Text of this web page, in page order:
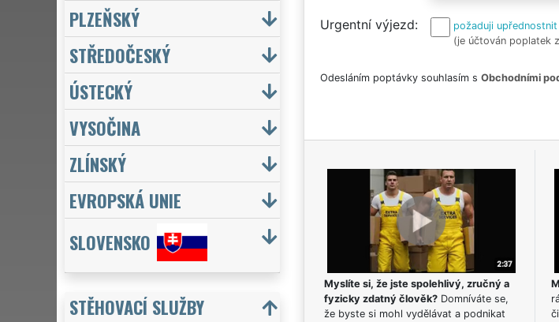
Urgentní výjezd
požaduji
(je účtován poplatek
Odesláním poptávky souhlasím s Obchodními
Myslíte si, že jste spolehlivý, zručný a
fyzicky zdatný člověk?Domníváte se,
že byste si mohl vydělávat a podnikat
PLZEŇSKÝ
STŘEDOČESKÝ
ÚSTECKÝ
VYSOČINA
ZLÍNSKÝ
EVROPSKÁ UNIE
SLOVENSKO
STĚHOVACÍ SLUŽBY